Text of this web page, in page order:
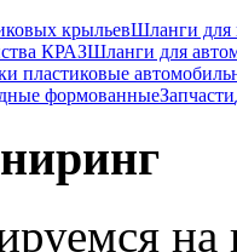
крыльевШланги для
КРАЗШланги для
пластиковые
формованныеЗапчасти
на